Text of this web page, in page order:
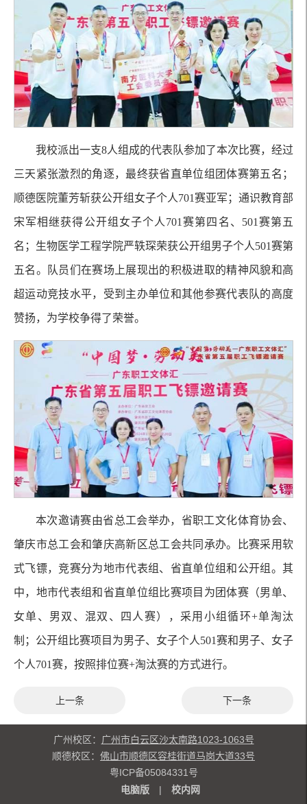
我校派出一支8人组成的代表队参加了本次比赛，经过
三天紧张激烈的角逐，最终获省直单位组团体赛第五名；
顺德医院董芳斩获公开组女子个人701赛亚军；通识教育部
宋军相继获得公开组女子个人701赛第四名、501赛第五
名；生物医学工程学院严轶琛荣获公开组男子个人501赛第
五名。队员们在赛场上展现出的积极进取的精神风貌和高
超运动竞技水平，受到主办单位和其他参赛代表队的高度
赞扬，为学校争得了荣誉。
本次邀请赛由省总工会举办，省职工文化体育协会、
肇庆市总工会和肇庆高新区总工会共同承办。比赛采用软
式飞镖，竞赛分为地市代表组、省直单位组和公开组。其
中，地市代表组和省直单位组比赛项目为团体赛（男单、
女单、男双、混双、四人赛），采用小组循环+单淘汰
制；公开组比赛项目为男子、女子个人501赛和男子、女子
个人701赛，按照排位赛+淘汰赛的方式进行。
上一条 下一条
广州校区： 广州市白云区沙太南路1023-1063号
顺德校区： 佛山市顺德区容桂街道马岗大道33号
粤ICP备05084331号
电脑版
| 校内网